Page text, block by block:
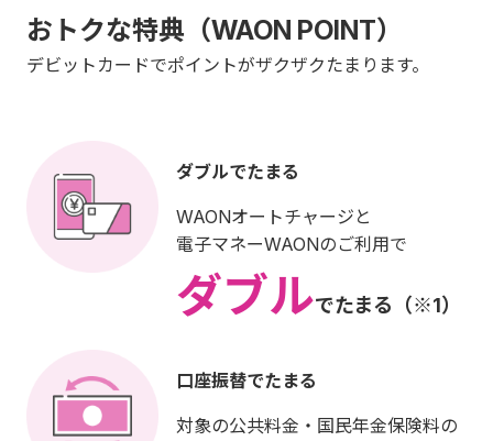
おトクな特典（WAON POINT）
デビットカードでポイントがザクザクたまります。
ダブルでたまる
WAONオートチャージと
電子マネーWAONのご利用で
ダブルでたまる（※1）
口座振替でたまる
対象の公共料金・国民年金保険料の